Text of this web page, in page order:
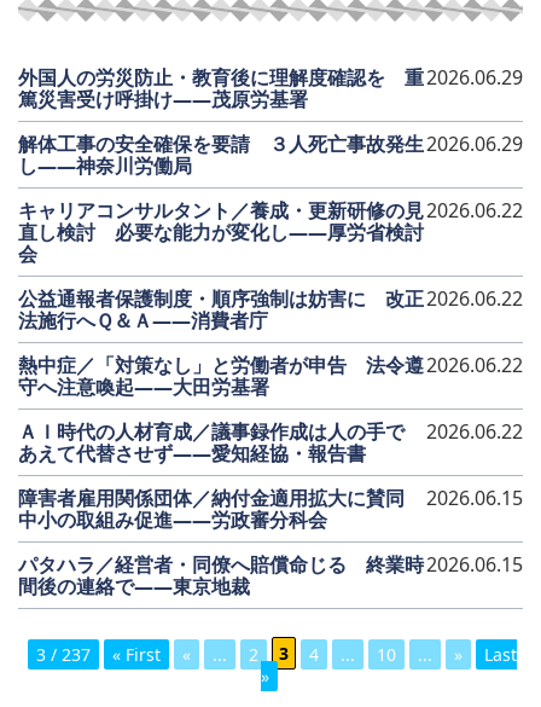
外国人の労災防止・教育後に理解度確認を 重
篤災害受け呼掛け――茂原労基署
2026.06.29
解体工事の安全確保を要請 ３人死亡事故発生
し――神奈川労働局
2026.06.29
キャリアコンサルタント／養成・更新研修の見
直し検討 必要な能力が変化し――厚労省検討
会
2026.06.22
公益通報者保護制度・順序強制は妨害に 改正
法施行へＱ＆Ａ――消費者庁
2026.06.22
熱中症／「対策なし」と労働者が申告 法令遵
守へ注意喚起――大田労基署
2026.06.22
ＡＩ時代の人材育成／議事録作成は人の手で
あえて代替させず――愛知経協・報告書
2026.06.22
障害者雇用関係団体／納付金適用拡大に賛同
中小の取組み促進――労政審分科会
2026.06.15
パタハラ／経営者・同僚へ賠償命じる 終業時
間後の連絡で――東京地裁
2026.06.15
3 / 237 « First « ... 2 3 4 ... 10 ... »
Last
»